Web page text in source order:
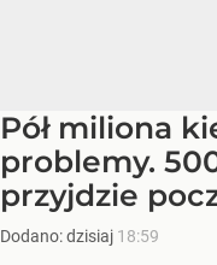
Pół miliona
problemy.
przyjdzie
Dodano:dzisiaj 18:59